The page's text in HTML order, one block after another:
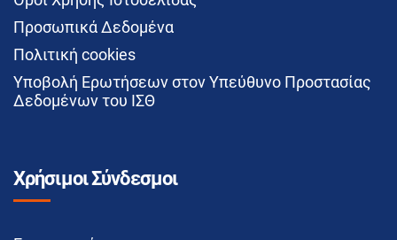
Προσωπικά Δεδομένα
Πολιτική cookies
Υποβολή Ερωτήσεων στον Υπεύθυνο Προστασίας
Δεδομένων του ΙΣΘ
Χρήσιμοι Σύνδεσμοι